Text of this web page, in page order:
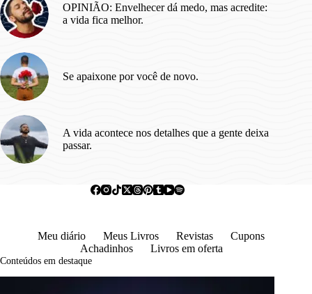
OPINIÃO: Envelhecer dá medo, mas acredite:
a vida fica melhor.
Se apaixone por você de novo.
A vida acontece nos detalhes que a gente deixa
passar.
Meu diário Meus Livros Revistas
Cupons
Achadinhos
Livros em oferta
Conteúdos em destaque